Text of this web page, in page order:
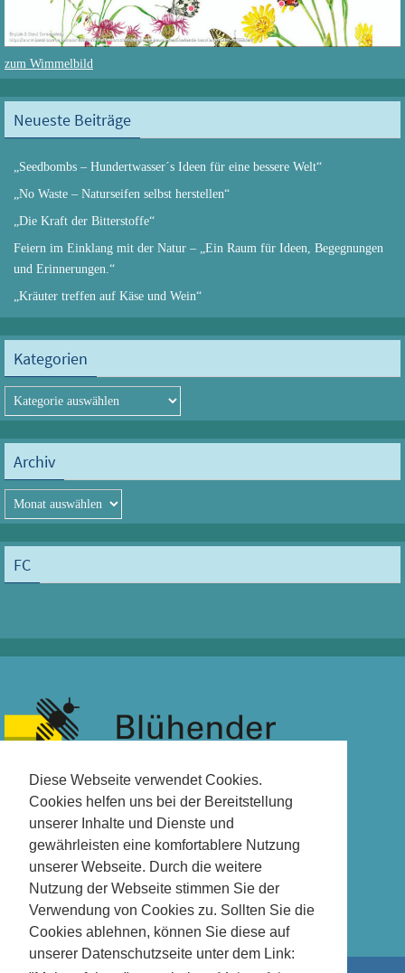
Diese Webseite verwendet Cookies.
Cookies helfen uns bei der Bereitstellung
unserer Inhalte und Dienste und
gewährleisten eine komfortablere Nutzung
unserer Webseite. Durch die weitere
Nutzung der Webseite stimmen Sie der
Verwendung von Cookies zu. Sollten Sie die
Cookies ablehnen, können Sie diese auf
unserer Datenschutzseite unter dem Link:
zum Wimmelbild
Neueste Beiträge
„Seedbombs – Hundertwasser´s Ideen für eine bessere Welt“
„No Waste – Naturseifen selbst herstellen“
„Die Kraft der Bitterstoffe“
Feiern im Einklang mit der Natur – „Ein Raum für Ideen, Begegnungen
und Erinnerungen.“
„Kräuter treffen auf Käse und Wein“
Kategorien
Kategorien
Archiv
Archiv
FC